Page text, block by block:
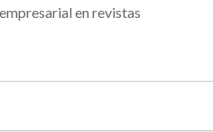
en revistas